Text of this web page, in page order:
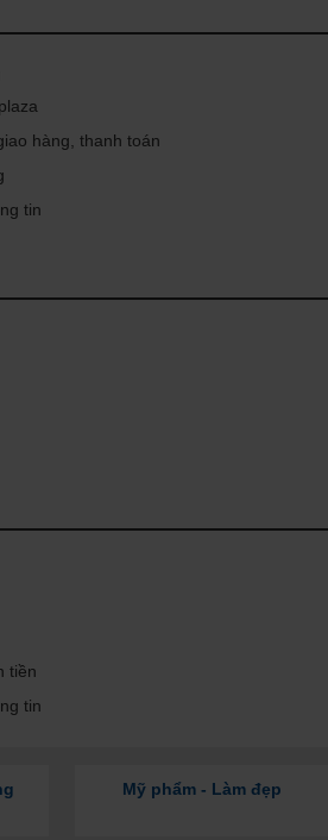
hàng, thanh toán
tin
tiền
tin
Mỹ phẩm - Làm đẹp